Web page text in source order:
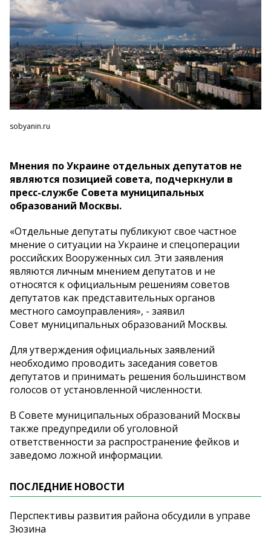
sobyanin.ru
Мнения по Украине отдельных депутатов не
являются позицией совета, подчеркнули в
пресс-службе Совета муниципальных
образований Москвы.
«Отдельные депутаты публикуют свое частное
мнение о ситуации на Украине и спецоперации
российских Вооруженных сил. Эти заявления
являются личным мнением депутатов и не
относятся к официальным решениям советов
депутатов как представительных органов
местного самоуправления», - заявил
Совет муниципальных образований Москвы.
Для утверждения официальных заявлений
необходимо проводить заседания советов
депутатов и принимать решения большинством
голосов от установленной численности.
В Совете муниципальных образований Москвы
также предупредили об уголовной
ответственности за распространение фейков и
заведомо ложной информации.
ПОСЛЕДНИЕ НОВОСТИ
Перспективы развития района обсудили в управе
Зюзина